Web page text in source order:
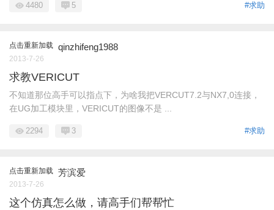
#求助
4480 5
点击重新加载 qinzhifeng1988
2013-7-26
求教VERICUT
不知道那位高手可以指点下，为啥我把VERCUT7.2与NX7,0连接，
在UG加工模块里，VERICUT的图像不是 ...
#求助
2294 3
点击重新加载 芳滨爱
2013-7-26
这个仿真怎么做，请高手们帮帮忙